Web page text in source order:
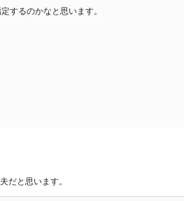
するのかなと思います。
だと思います。